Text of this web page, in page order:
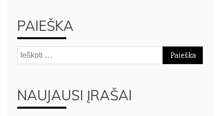
PAIEŠKA
Ieškoti:
NAUJAUSI ĮRAŠAI